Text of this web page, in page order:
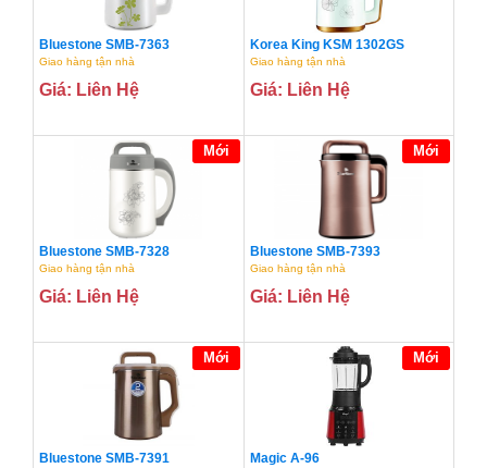
Bluestone SMB-7363
Giao hàng tận nhà
Giá: Liên Hệ
Korea King KSM 1302GS
Giao hàng tận nhà
Giá: Liên Hệ
Mới
Bluestone SMB-7328
Giao hàng tận nhà
Giá: Liên Hệ
Mới
Bluestone SMB-7393
Giao hàng tận nhà
Giá: Liên Hệ
Mới
Bluestone SMB-7391
Mới
Magic A-96